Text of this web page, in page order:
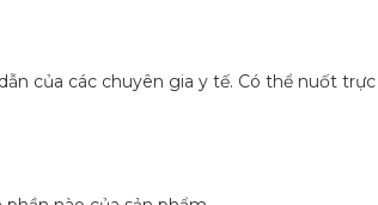
của các chuyên gia y tế. Có thể nuốt